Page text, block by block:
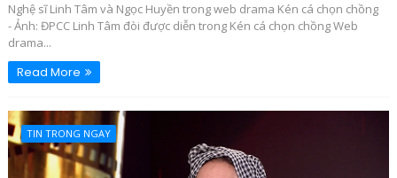
Nghệ sĩ Linh Tâm và Ngọc Huyền trong web drama Kén cá chọn chồng
- Ảnh: ĐPCC Linh Tâm đòi được diễn trong Kén cá chọn chồng Web
drama...
Read More
TIN TRONG NGAY